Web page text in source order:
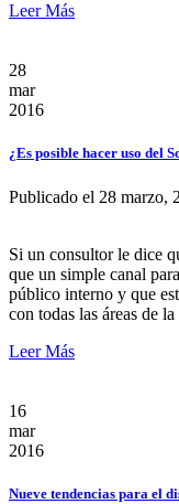
Leer Más
28
mar
2016
¿Es posible hacer uso del
Publicado el 28 marzo,
Si un consultor le dice
que un simple canal
público interno y que
con todas las áreas de
Leer Más
16
mar
2016
Nueve tendencias para el